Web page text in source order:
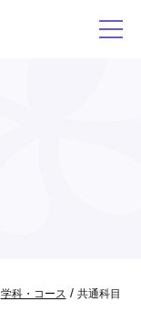
学科・コース / 共通科目